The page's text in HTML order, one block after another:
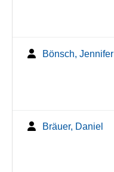
Bönsch, Jennifer
Bräuer, Daniel